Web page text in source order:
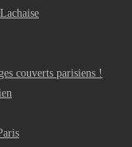
couverts parisiens !